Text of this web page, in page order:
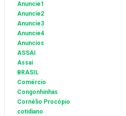
Anuncie1
Anuncie2
Anuncie3
Anuncie4
Anuncios
ASSAI
Assaí
BRASIL
Comércio
Congonhinhas
Cornélio Procópio
cotidiano